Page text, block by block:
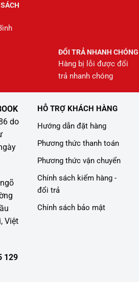
ĐỔI TRẢ NHANH CHÓNG
Hàng bị lỗi được đổi
trả nhanh chóng
do
Việt
129
HỖ TRỢ KHÁCH HÀNG
Hướng dẫn đặt hàng
Phương thức thanh toán
Phương thức vận chuyển
Chính sách kiểm hàng -
đổi trả
Chính sách bảo mật